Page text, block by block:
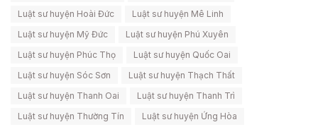
Luật sư huyện Hoài Đức
Luật sư huyện Mê Linh
Luật sư huyện Mỹ Đức
Luật sư huyện Phú Xuyên
Luật sư huyện Phúc Thọ
Luật sư huyện Quốc Oai
Luật sư huyện Sóc Sơn
Luật sư huyện Thạch Thất
Luật sư huyện Thanh Oai
Luật sư huyện Thanh Trì
Luật sư huyện Thường Tín
Luật sư huyện Ứng Hòa